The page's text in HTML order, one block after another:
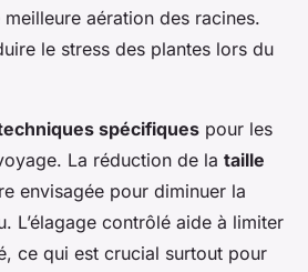
aération des racines.
le stress des plantes lors du
spécifiques pour les
La réduction de la taille
envisagée pour diminuer la
L’élagage contrôlé aide à limiter
ce qui est crucial surtout pour